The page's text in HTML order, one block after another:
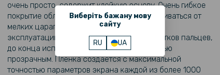
Виберіть бажану мову
сайту
RU UA
499 грн
Матовый чехол - накладка Magsafe TPU+PC для Xiaomi Poco F6 /
Redmi Turbo 3
254 грн
299 грн
очень просто, содержит клейкую основу. Очень гибкое
покрытие обладает способностью разглаживаться от
мелких царапин, что увеличивает его срок
эксплуатации. Снижает количество отпечатков пальцев,
до конца использования остается полностью
прозрачным. Пленка создается с максимальной
точностью параметров экрана каждой из более 1000